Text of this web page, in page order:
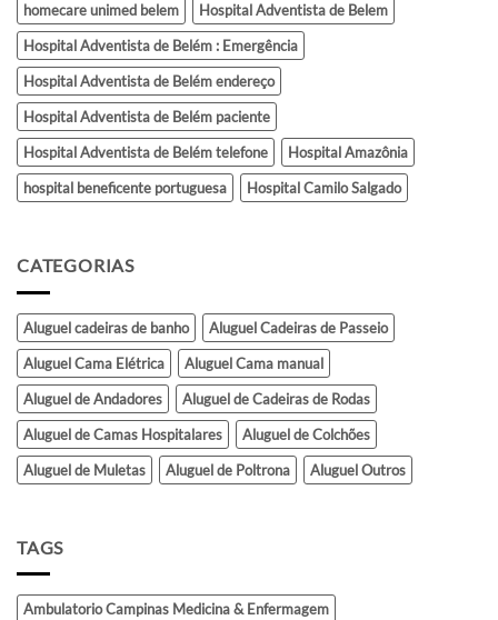
homecare unimed belem
Hospital Adventista de Belem
Hospital Adventista de Belém : Emergência
Hospital Adventista de Belém endereço
Hospital Adventista de Belém paciente
Hospital Adventista de Belém telefone
Hospital Amazônia
hospital beneficente portuguesa
Hospital Camilo Salgado
CATEGORIAS
Aluguel cadeiras de banho
Aluguel Cadeiras de Passeio
Aluguel Cama Elétrica
Aluguel Cama manual
Aluguel de Andadores
Aluguel de Cadeiras de Rodas
Aluguel de Camas Hospitalares
Aluguel de Colchões
Aluguel de Muletas
Aluguel de Poltrona Aluguel Outros
TAGS
Ambulatorio Campinas Medicina & Enfermagem